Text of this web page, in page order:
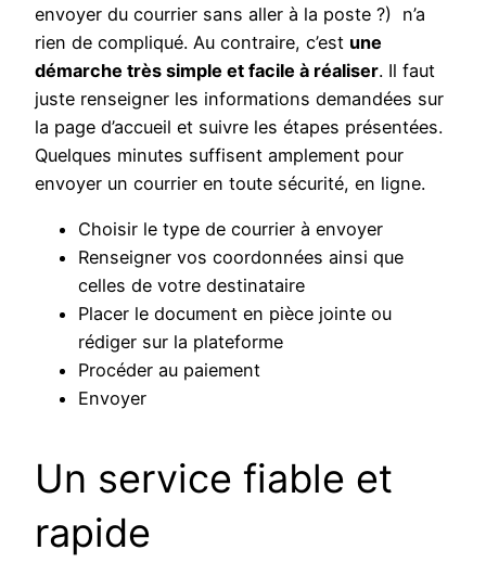
envoyer du courrier sans aller à la poste ?) n’a
rien de compliqué. Au contraire, c’est une
démarche très simple et facile à réaliser. Il faut
juste renseigner les informations demandées sur
la page d’accueil et suivre les étapes présentées.
Quelques minutes suffisent amplement pour
envoyer un courrier en toute sécurité, en ligne.
Choisir le type de courrier à envoyer
Renseigner vos coordonnées ainsi que
celles de votre destinataire
Placer le document en pièce jointe ou
rédiger sur la plateforme
Procéder au paiement
Envoyer
Un service fiable et
rapide